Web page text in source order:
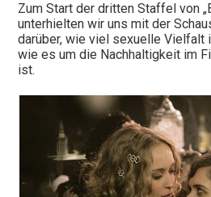
Zum Start der dritten Staffel von
unterhielten wir uns mit der
darüber, wie viel sexuelle Vielfalt
wie es um die Nachhaltigkeit im
ist.